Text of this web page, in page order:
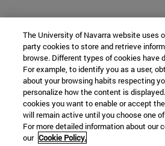
The University of Navarra website uses
party cookies to store and retrieve
browse. Different types of cookies have
For example, to identify you as a user,
about your browsing habits respecting
personalize how the content is
cookies you want to enable or accept
will remain active until you choose one
For more detailed information about our
our Cookie Policy.